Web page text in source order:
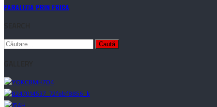
PARALIZIA PRIN FRICA
Caută